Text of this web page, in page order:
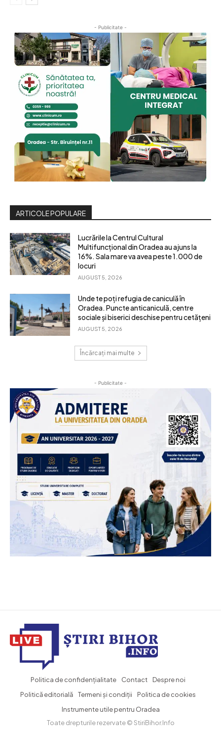
- Publicitate -
ARTICOLE POPULARE
Lucrările la Centrul Cultural
Multifuncțional din Oradea au ajuns la
16%. Sala mare va avea peste 1.000 de
locuri
AUGUST 5, 2026
Unde te poți refugia de caniculă în
Oradea. Puncte anticaniculă, centre
sociale și biserici deschise pentru cetățeni
AUGUST 5, 2026
Încărcați mai multe
- Publicitate -
Politica de confidențialitate Contact
Despre noi
Politică editorială
Termeni și condiții
Politica de cookies
Instrumente utile pentru Oradea
Toate drepturile rezervate © StiriBihor.Info